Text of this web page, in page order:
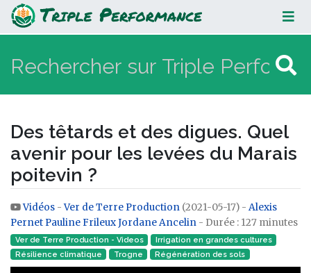
Des têtards et des digues. Quel
avenir pour les levées du Marais
poitevin ?
Des têtards et des digues. Quel
avenir pour les levées du Marais
poitevin ?
Aller à :navigation,rechercher
Vidéos -Ver de Terre Production (2021-05-17) - Alexis
PernetPauline FrileuxJordane Ancelin - Durée : 127 minutes
Ver de Terre Production - Videos
Irrigation en grandes cultures
Résilience climatique
Trogne Régénération des sols